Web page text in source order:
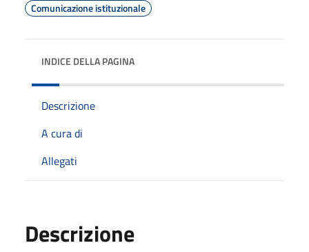
Comunicazione istituzionale
INDICE DELLA PAGINA
Descrizione
A cura di
Allegati
Descrizione